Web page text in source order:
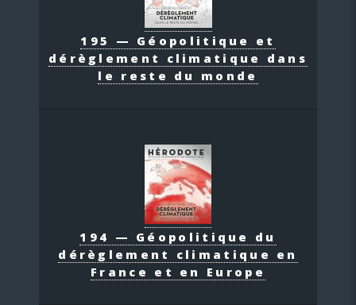
195 — Géopolitique et
dérèglement climatique dans
le reste du monde
194 — Géopolitique du
dérèglement climatique en
France et en Europe